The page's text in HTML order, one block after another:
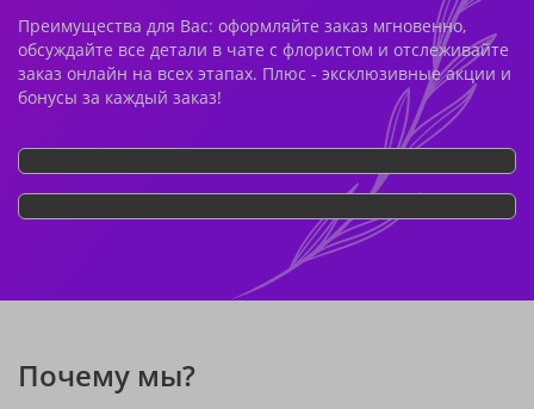
Преимущества для Вас: оформляйте заказ мгновенно,
обсуждайте все детали в чате с флористом и отслеживайте
заказ онлайн на всех этапах. Плюс - эксклюзивные акции и
бонусы за каждый заказ!
Почему мы?